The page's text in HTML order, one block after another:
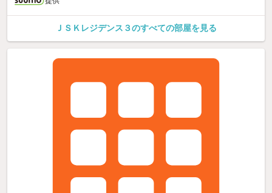
ＪＳＫレジデンス３のすべての部屋を見る